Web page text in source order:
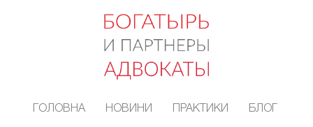
ГОЛОВНА НОВИНИ ПРАКТИКИ БЛОГ